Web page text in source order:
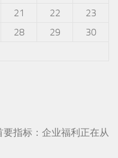
21 22
23
28 29
30
要指标：企业福利正在从